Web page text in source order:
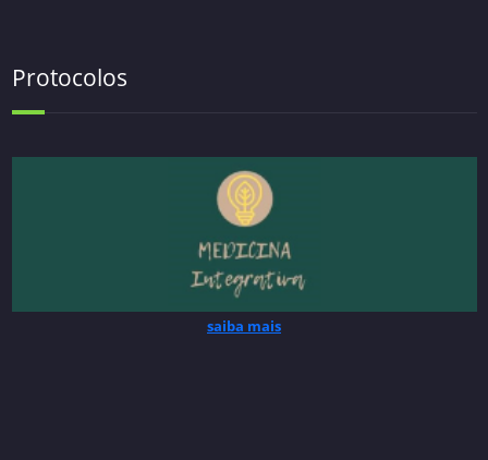
Protocolos
saiba mais
saiba mais